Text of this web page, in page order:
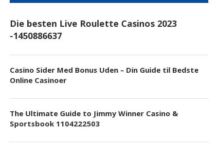
Die besten Live Roulette Casinos 2023
-1450886637
Casino Sider Med Bonus Uden – Din Guide til Bedste
Online Casinoer
The Ultimate Guide to Jimmy Winner Casino &
Sportsbook 1104222503